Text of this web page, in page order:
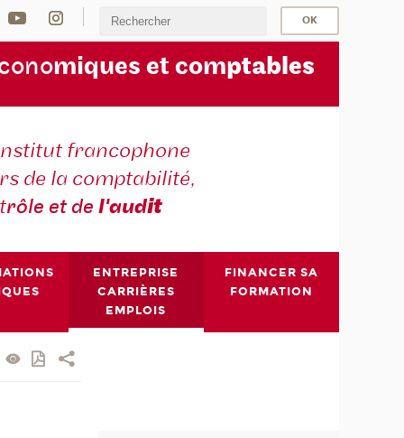
miques et comptables
francophone
de la comptabilité,
rôle et del'audit
ENTREPRISE
CARRIÈRES
EMPLOIS
FINANCER SA
FORMATION